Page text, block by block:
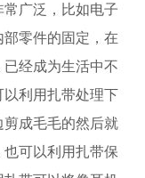
广泛，比如电子
零件的固定，在
经成为生活中不
利用扎带处理下
成毛毛的然后就
可以利用扎带保